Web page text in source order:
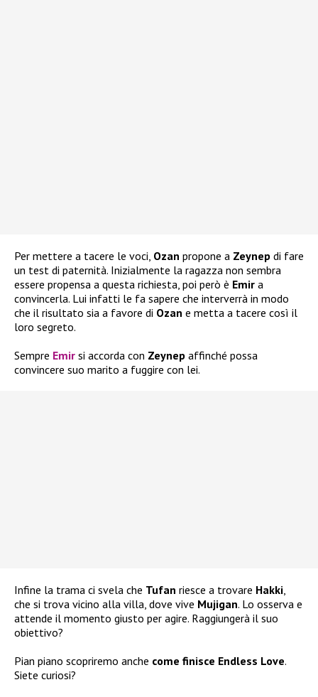
Per mettere a tacere le voci, Ozan propone a Zeynep di fare
un test di paternità. Inizialmente la ragazza non sembra
essere propensa a questa richiesta, poi però è Emir a
convincerla. Lui infatti le fa sapere che interverrà in modo
che il risultato sia a favore di Ozan e metta a tacere così il
loro segreto.
Sempre Emir si accorda con Zeynep affinché possa
convincere suo marito a fuggire con lei.
Infine la trama ci svela che Tufan riesce a trovare Hakki,
che si trova vicino alla villa, dove vive Mujigan. Lo osserva e
attende il momento giusto per agire. Raggiungerà il suo
obiettivo?
Pian piano scopriremo anche come finisce Endless Love.
Siete curiosi?